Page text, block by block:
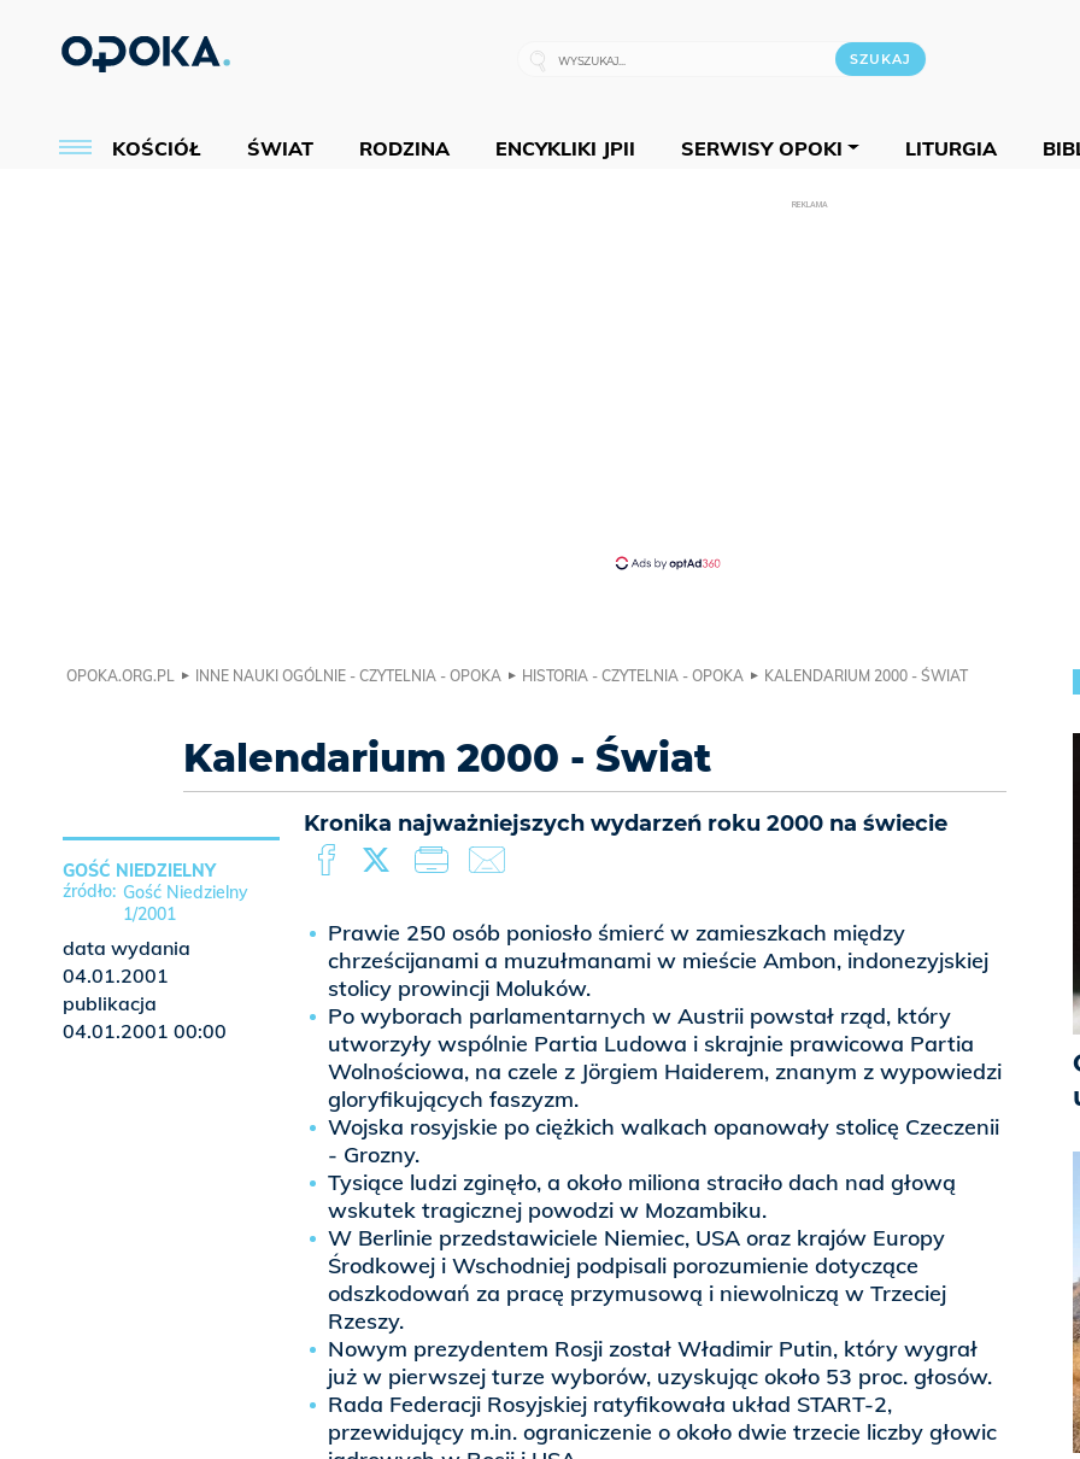
KOŚCIÓŁ ŚWIAT RODZINA ENCYKLIKI JPII SERWISY OPOKI LITURGIA
REKLAMA
OPOKA.ORG.PL INNE NAUKI OGÓLNIE - CZYTELNIA - OPOKA HISTORIA - CZYTELNIA - OPOKA KALENDARIUM 2000 - ŚWIAT
Kalendarium 2000 - Świat
Kronika najważniejszych wydarzeń roku 2000 na świecie
Prawie 250 osób poniosło śmierć w zamieszkach między
chrześcijanami a muzułmanami w mieście Ambon, indonezyjskiej
stolicy prowincji Moluków.
Po wyborach parlamentarnych w Austrii powstał rząd, który
utworzyły wspólnie Partia Ludowa i skrajnie prawicowa Partia
Wolnościowa, na czele z Jörgiem Haiderem, znanym z wypowiedzi
gloryfikujących faszyzm.
Wojska rosyjskie po ciężkich walkach opanowały stolicę Czeczenii
- Grozny.
Tysiące ludzi zginęło, a około miliona straciło dach nad głową
wskutek tragicznej powodzi w Mozambiku.
W Berlinie przedstawiciele Niemiec, USA oraz krajów Europy
Środkowej i Wschodniej podpisali porozumienie dotyczące
odszkodowań za pracę przymusową i niewolniczą w Trzeciej
Rzeszy.
Nowym prezydentem Rosji został Władimir Putin, który wygrał
już w pierwszej turze wyborów, uzyskując około 53 proc. głosów.
Rada Federacji Rosyjskiej ratyfikowała układ START-2,
przewidujący m.in. ograniczenie o około dwie trzecie liczby głowic
GOŚĆ NIEDZIELNY
Gość Niedzielny
1/2001
data wydania
04.01.2001
publikacja
04.01.2001 00:00